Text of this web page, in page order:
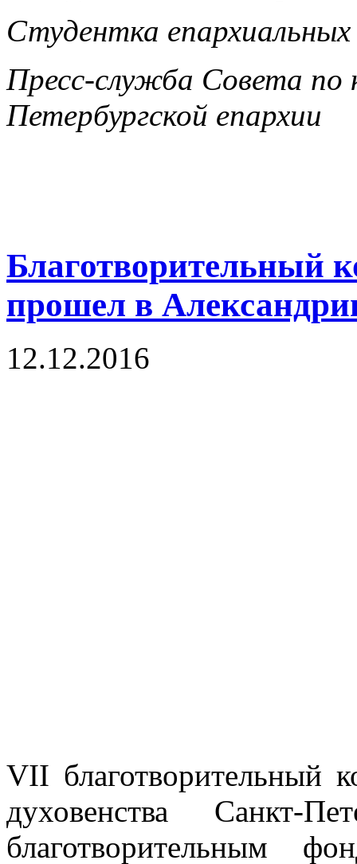
Студентка
Пресс-служба Совета по
Петербургской епархии
Благотворительный
прошел в
12.12.2016
VII благотворительный
духовенства Санкт-
благотворительным